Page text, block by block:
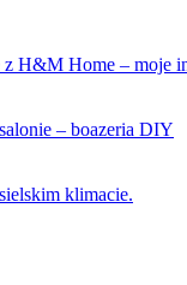
H&M Home – moje
– boazeria DIY
klimacie.